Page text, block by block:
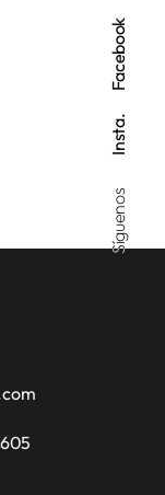
Síguenos
Insta.
Facebook